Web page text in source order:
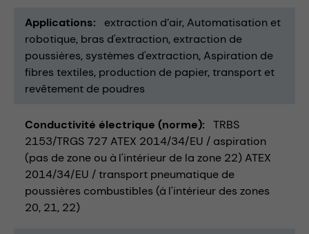
Applications extraction d’air Automatisation et
robotique bras d'extraction extraction de
poussières systèmes d'extraction Aspiration de
fibres textiles production de papier transport et
revêtement de poudres
Conductivité électrique (norme)
TRBS
2153/TRGS 727 ATEX 2014/34/EU / aspiration
(pas de zone ou à l'intérieur de la zone 22) ATEX
2014/34/EU / transport pneumatique de
poussières combustibles (à l'intérieur des zones
20, 21, 22)